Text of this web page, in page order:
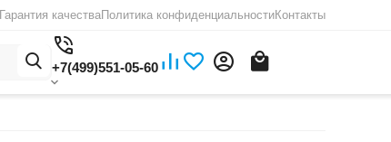
Гарантия качестваПолитика конфиденциальностиКонтакты
+7(499)551-05-60